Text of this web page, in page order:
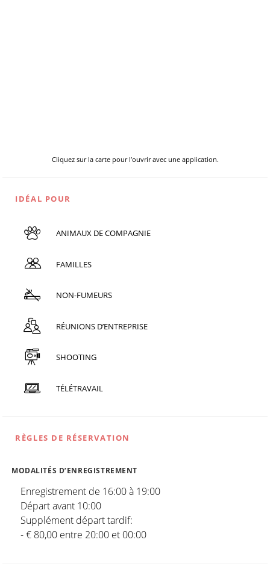
Cliquez sur la carte pour l’ouvrir avec une application.
IDÉAL POUR
ANIMAUX DE COMPAGNIE
FAMILLES
NON-FUMEURS
RÉUNIONS D’ENTREPRISE
SHOOTING
TÉLÉTRAVAIL
RÈGLES DE RÉSERVATION
MODALITÉS D’ENREGISTREMENT
Enregistrement de 16:00 à 19:00
Départ avant 10:00
Supplément départ tardif:
- € 80,00 entre 20:00 et 00:00